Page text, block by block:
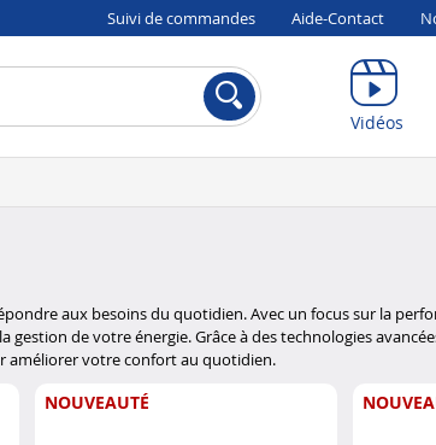
Suivi de commandes Aide-Contact
Vidéos
aux besoins du quotidien. Avec un focus sur la
de votre énergie. Grâce à des technologies
améliorer votre confort au quotidien.
NOUVEAUTÉ
Compte